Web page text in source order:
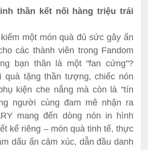
thần kết nối hàng triệu trái
một món quà đủ sức gây ấn
các thành viên trong Fandom
bạn thân là một "fan cứng"?
quà tặng thần tượng, chiếc nón
kiện che nắng mà còn là "tín
người cùng đam mê nhận ra
mang đến dòng nón in hình
kế riêng – món quà tinh tế, thực
dấu ấn cảm xúc, dẫn đầu danh